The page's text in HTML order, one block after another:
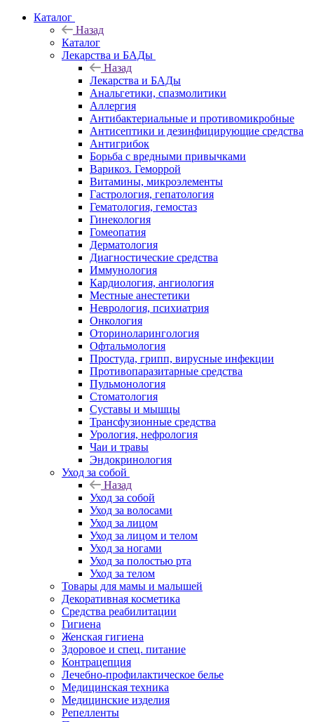
Каталог
Назад
Каталог
Лекарства и БАДы
Назад
Лекарства и БАДы
Анальгетики, спазмолитики
Аллергия
Антибактериальные и противомикробные
Антисептики и дезинфицирующие средства
Антигрибок
Борьба с вредными привычками
Варикоз. Геморрой
Витамины, микроэлементы
Гастрология, гепатология
Гематология, гемостаз
Гинекология
Гомеопатия
Дерматология
Диагностические средства
Иммунология
Кардиология, ангиология
Местные анестетики
Неврология, психиатрия
Онкология
Оториноларингология
Офтальмология
Простуда, грипп, вирусные инфекции
Противопаразитарные средства
Пульмонология
Стоматология
Суставы и мышцы
Трансфузионные средства
Урология, нефрология
Чаи и травы
Эндокринология
Уход за собой
Назад
Уход за собой
Уход за волосами
Уход за лицом
Уход за лицом и телом
Уход за ногами
Уход за полостью рта
Уход за телом
Товары для мамы и малышей
Декоративная косметика
Средства реабилитации
Гигиена
Женская гигиена
Здоровое и спец. питание
Контрацепция
Лечебно-профилактическое белье
Медицинская техника
Медицинские изделия
Репелленты